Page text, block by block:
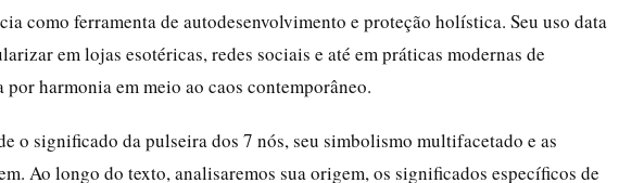
como ferramenta de autodesenvolvimento e proteção holística. Seu uso data
em lojas esotéricas, redes sociais e até em práticas modernas de
harmonia em meio ao caos contemporâneo.
o significado da pulseira dos 7 nós, seu simbolismo multifacetado e as
Ao longo do texto, analisaremos sua origem, os significados específicos de